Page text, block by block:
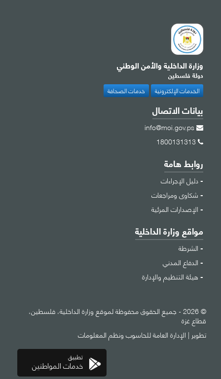
وزارة الداخلية والأمن الوطني
دولة فلسطين
الخدمات الإلكترونية خدمات الصحافة
بيانات الاتصال
info@moi.gov.ps
روابط هامة
دليل الإجراءات
شكاوى ومراجعات
الإصدارات المرئية
مواقع وزارة الداخلية
الشرطة
الدفاع المدني
هيئة التنظيم والإدارة
© 2026 - جميع الحقوق محفوظة لموقع وزارة الداخلية، فلسطين،
قطاع غزة
تطوير | الإدارة العامة للحاسوب ونظم المعلومات
تطبيق
خدمات المواطنين